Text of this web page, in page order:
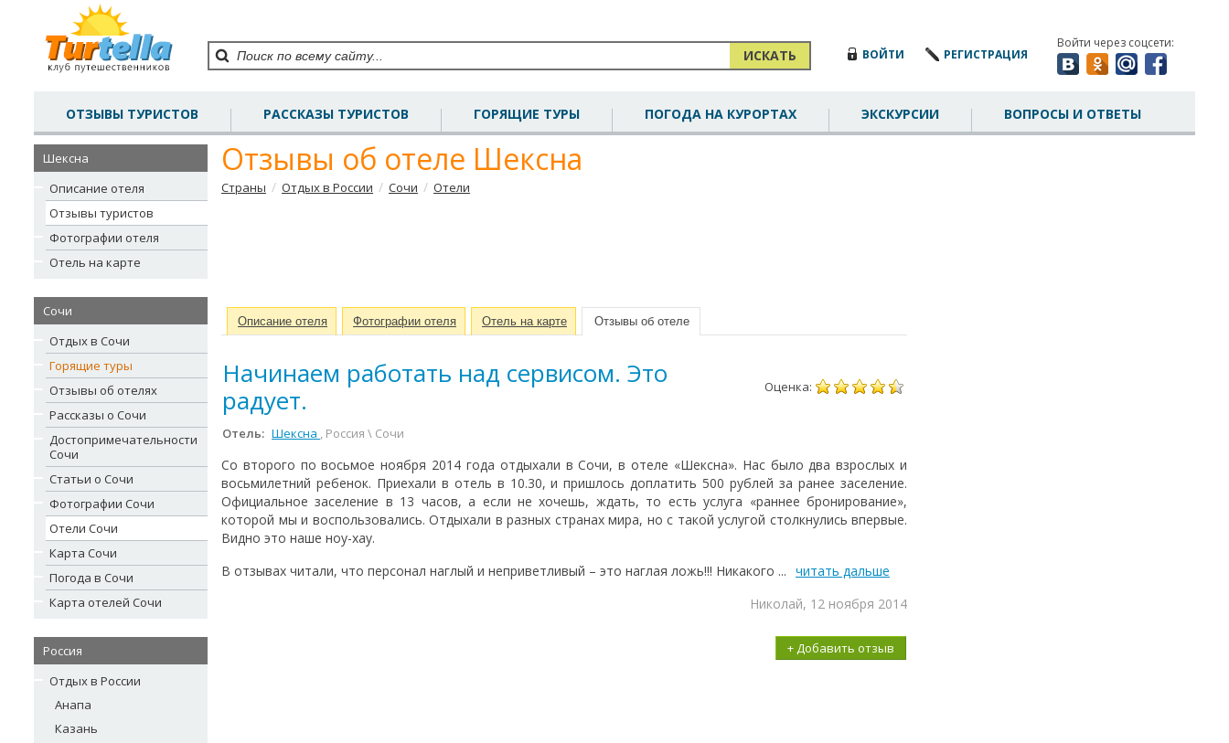
ИСКАТЬ ВОЙТИ РЕГИСТРАЦИЯ
Войти через соцсети:
ОТЗЫВЫ ТУРИСТОВ РАССКАЗЫ ТУРИСТОВ ГОРЯЩИЕ ТУРЫ ПОГОДА НА КУРОРТАХ ЭКСКУРСИИ ВОПРОСЫ И ОТВЕТЫ
Шексна
Описание отеля
Отзывы туристов
Фотографии отеля
Отель на карте
Сочи
Отдых в Сочи
Горящие туры
Отзывы об отелях
Рассказы о Сочи
Достопримечательности
Сочи
Статьи о Сочи
Фотографии Сочи
Отели Сочи
Карта Сочи
Погода в Сочи
Карта отелей Сочи
Россия
Отдых в России
Анапа
Казань
Отзывы об отеле Шексна
Страны / Отдых в России / Сочи / Отели
Описание отеля Фотографии отеля Отель на карте Отзывы об отеле
Начинаем работать над сервисом. Это
радует.
Оценка:
Отель: Шексна , Россия \ Сочи
Со второго по восьмое ноября 2014 года отдыхали в Сочи, в отеле «Шексна». Нас было два взрослых и
восьмилетний ребенок. Приехали в отель в 10.30, и пришлось доплатить 500 рублей за ранее заселение.
Официальное заселение в 13 часов, а если не хочешь, ждать, то есть услуга «раннее бронирование»,
которой мы и воспользовались. Отдыхали в разных странах мира, но с такой услугой столкнулись впервые.
Видно это наше ноу-хау.
В отзывах читали, что персонал наглый и неприветливый – это наглая ложь!!! Никакого ... читать дальше
Николай, 12 ноября 2014
+ Добавить отзыв